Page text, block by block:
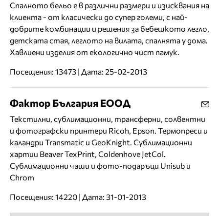
Спалното бельо е в различни размери и изисквания на
клиента - от класически до супер големи, с най-
добрите комбинации и решения за бебешкото легло,
детската стая, леглото на вилата, спалнята у дома.
Хавлиени изделия от екологично чист памук.
Посещения: 13473 | Дата: 25-02-2013
Фактор България ЕООД
Текстилни, сублимационни, трансферни, солвентни
и фотографски принтери Ricoh, Epson. Термопреси и
каландри Transmatic и GeoKnight. Сублимационни
хартии Beaver TexPrint, Coldenhove JetCol.
Сублимационни чаши и фото-подаръци Unisub и
Chrom
Посещения: 14220 | Дата: 31-01-2013